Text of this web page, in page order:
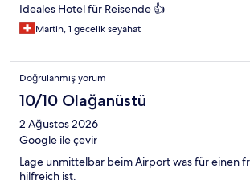
Ideales Hotel für Reisende 👍
Martin, 1 gecelik seyahat
Doğrulanmış yorum
10/10 Olağanüstü
2 Ağustos 2026
Google ile çevir
Lage unmittelbar beim Airport was für einen
hilfreich ist.